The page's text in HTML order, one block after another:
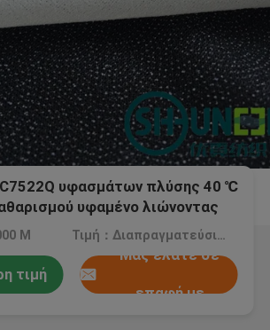
C7522Q υφασμάτων πλύσης 40 ℃
υφαμένο λιώνοντας
Μ Τιμή：Διαπραγματεύσιμος
τιμή
Μας ελάτε σε
επαφή με